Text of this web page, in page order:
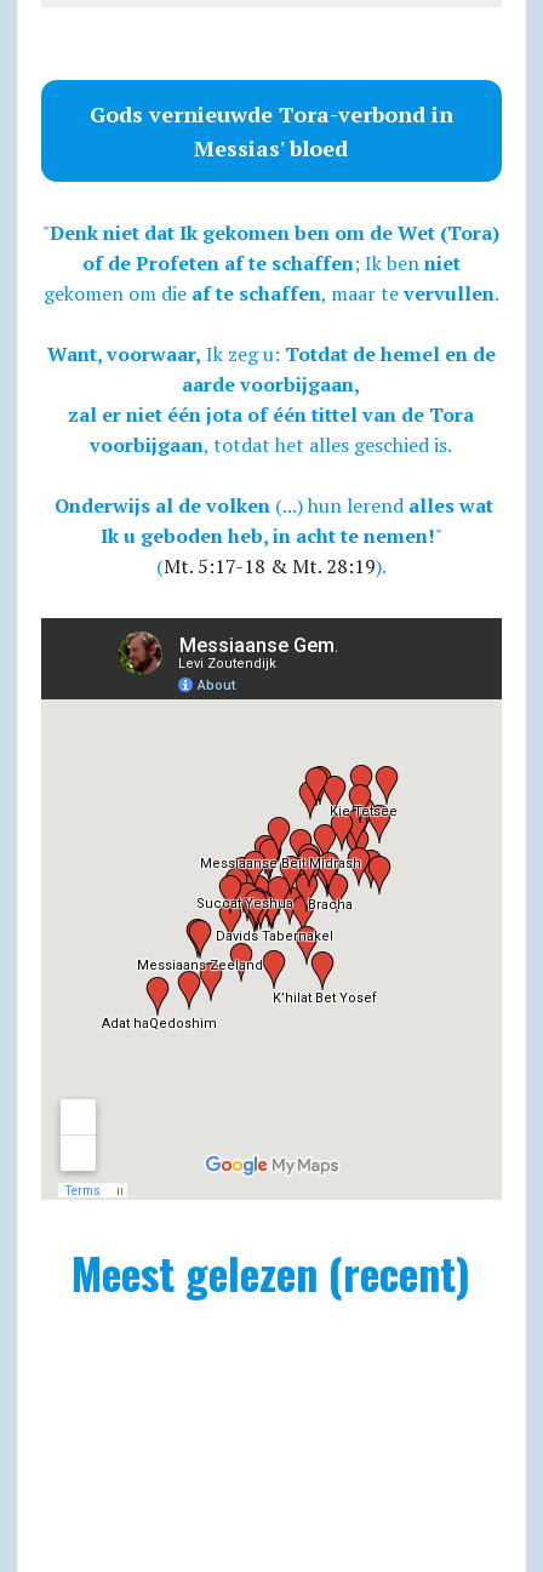
Gods vernieuwde Tora-verbond in
Messias' bloed
"Denk niet dat Ik gekomen ben om de Wet (Tora)
of de Profeten af te schaffen; Ik benniet
gekomen om die af te schaffen, maar tevervullen.
Want, voorwaar, Ik zeg u: Totdat de hemel en de
aarde voorbijgaan,
zal er niet één jota of één tittel van de Tora
voorbijgaan, totdat het alles geschied is.
Onderwijs al de volken(...) hun lerend alles wat
Ik u geboden heb, in acht te nemen!"
(Mt. 5:17-18 & Mt. 28:19).
Meest gelezen (recent)